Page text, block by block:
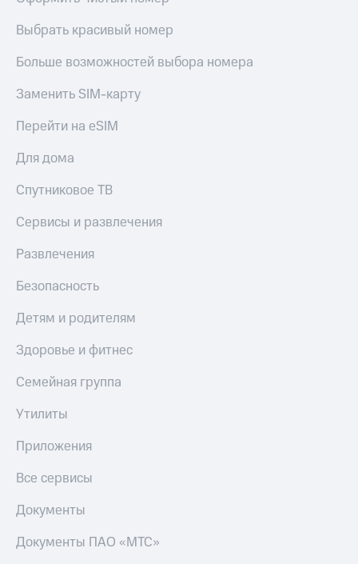
Выбрать красивый номер
Больше возможностей выбора номера
Заменить SIM-карту
Перейти на eSIM
Для дома
Спутниковое ТВ
Сервисы и развлечения
Развлечения
Безопасность
Детям и родителям
Здоровье и фитнес
Семейная группа
Утилиты
Приложения
Все сервисы
Документы
Документы ПАО «МТС»